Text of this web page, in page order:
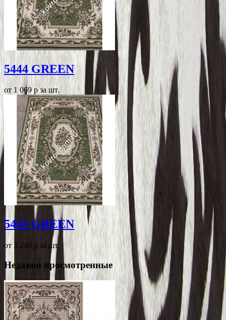
5444 GREEN
от 1 069 pза шт.
5444 GREEN
от 3 240 p за шт.
Недавно просмотренные